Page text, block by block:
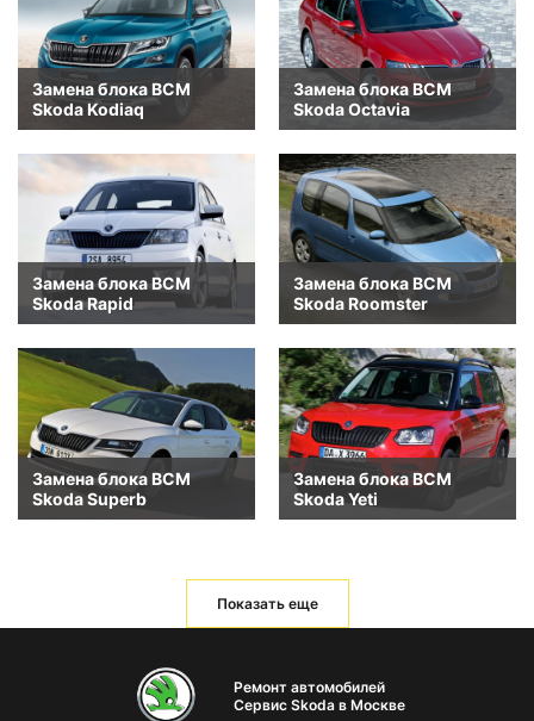
Замена блока BCM
Skoda Kodiaq
Замена блока BCM
Skoda Octavia
Замена блока BCM
Skoda Rapid
Замена блока BCM
Skoda Roomster
Замена блока BCM
Skoda Superb
Замена блока BCM
Skoda Yeti
Показать еще
Ремонт автомобилей
Сервис Skoda в Москве